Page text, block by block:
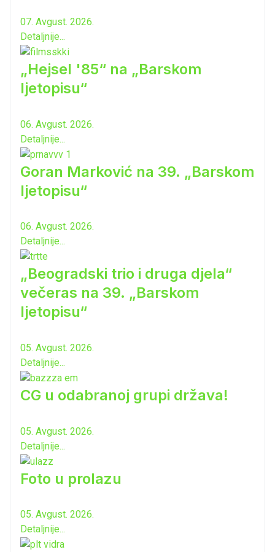
07. Avgust. 2026.
Detaljnije...
„Hejsel '85“ na „Barskom
ljetopisu“
06. Avgust. 2026.
Detaljnije...
Goran Marković na 39. „Barskom
ljetopisu“
06. Avgust. 2026.
Detaljnije...
„Beogradski trio i druga djela“
večeras na 39. „Barskom
ljetopisu“
05. Avgust. 2026.
Detaljnije...
CG u odabranoj grupi država!
05. Avgust. 2026.
Detaljnije...
Foto u prolazu
05. Avgust. 2026.
Detaljnije...